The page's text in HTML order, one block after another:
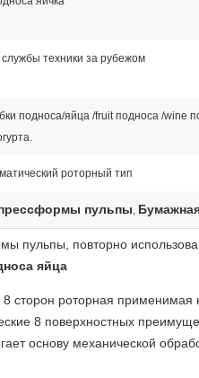
техники за рубежом
подноса/яйца /fruit подноса /wine
роторный тип
пульпы,
пульпы, повторно
яйца
сторон роторная применимая
8 поверхностных
основу механической